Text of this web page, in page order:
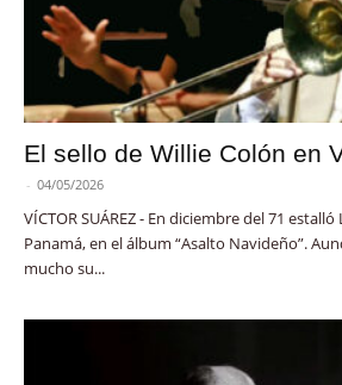
El sello de Willie Colón en
- 04/05/2026
VÍCTOR SUÁREZ - En diciembre del 71
Panamá, en el álbum “Asalto Navideño”.
mucho su...